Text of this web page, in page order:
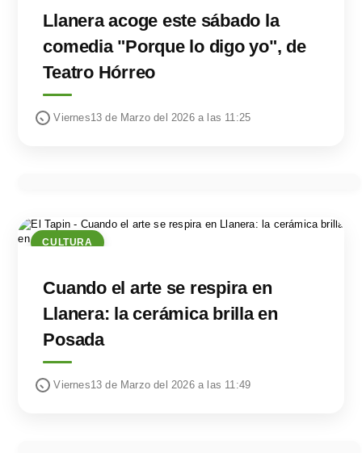
Llanera acoge este sábado la
comedia "Porque lo digo yo", de
Teatro Hórreo
Viernes13 de Marzo del 2026 a las 11:25
CULTURA
Cuando el arte se respira en
Llanera: la cerámica brilla en
Posada
Viernes13 de Marzo del 2026 a las 11:49